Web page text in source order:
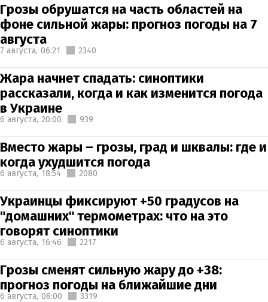
Грозы обрушатся на часть областей на
фоне сильной жары: прогноз погоды на 7
августа
7 августа, 06:21 2340
Жара начнет спадать: синоптики
рассказали, когда и как изменится погода
в Украине
6 августа, 20:00 939
Вместо жары – грозы, град и шквалы: где и
когда ухудшится погода
6 августа, 18:54 2080
Украинцы фиксируют +50 градусов на
"домашних" термометрах: что на это
говорят синоптики
6 августа, 16:46 2217
Грозы сменят сильную жару до +38:
прогноз погоды на ближайшие дни
6 августа, 08:00 3319